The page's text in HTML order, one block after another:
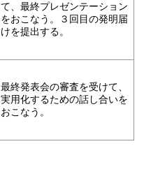
て、最終プレゼンテーション
をおこなう。３回目の発明届
けを提出する。
最終発表会の審査を受けて、
実用化するための話し合いを
おこなう。